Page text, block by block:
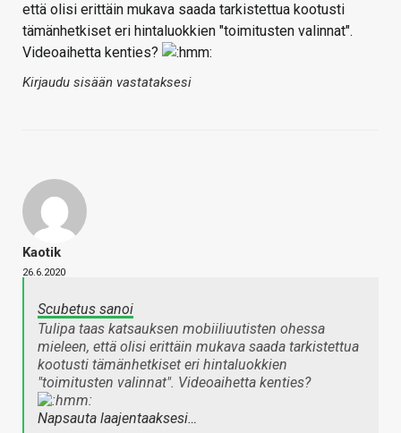
että olisi erittäin mukava saada tarkistettua kootusti
tämänhetkiset eri hintaluokkien "toimitusten valinnat".
Videoaihetta kenties?
Kirjaudu sisään vastataksesi
Kaotik
26.6.2020
Scubetus sanoi
Tulipa taas katsauksen mobiiliuutisten ohessa
mieleen, että olisi erittäin mukava saada tarkistettua
kootusti tämänhetkiset eri hintaluokkien
"toimitusten valinnat". Videoaihetta kenties?
Napsauta laajentaaksesi…